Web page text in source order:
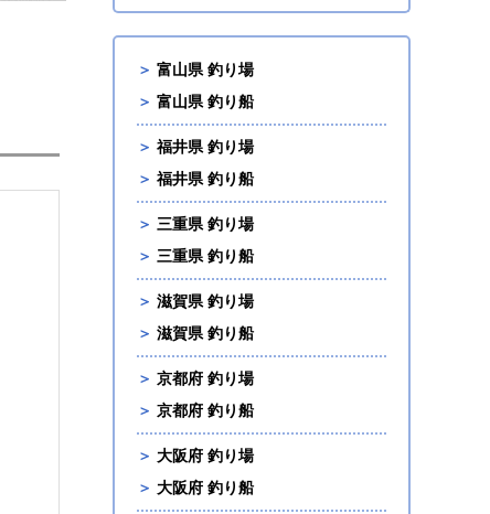
＞ 富山県 釣り場
＞ 富山県 釣り船
＞ 福井県 釣り場
＞ 福井県 釣り船
＞ 三重県 釣り場
＞ 三重県 釣り船
＞ 滋賀県 釣り場
＞ 滋賀県 釣り船
＞ 京都府 釣り場
＞ 京都府 釣り船
＞ 大阪府 釣り場
＞ 大阪府 釣り船